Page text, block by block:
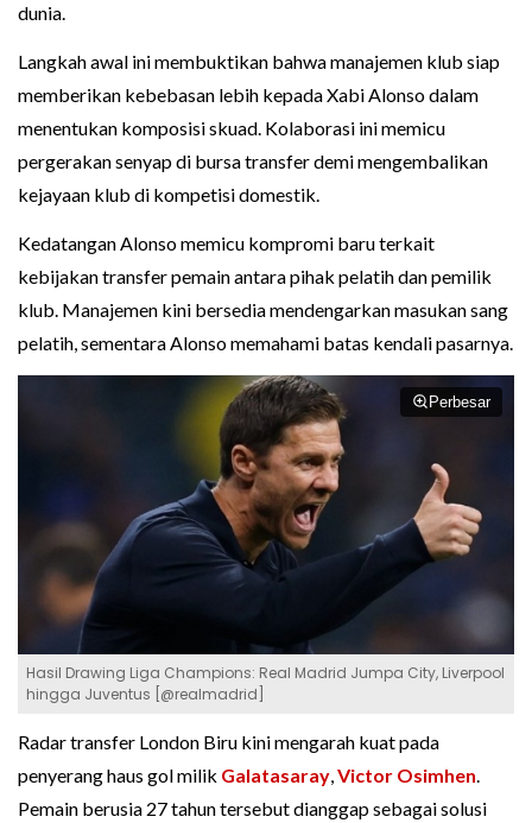
dunia.
Langkah awal ini membuktikan bahwa manajemen klub siap
memberikan kebebasan lebih kepada Xabi Alonso dalam
menentukan komposisi skuad. Kolaborasi ini memicu
pergerakan senyap di bursa transfer demi mengembalikan
kejayaan klub di kompetisi domestik.
Kedatangan Alonso memicu kompromi baru terkait
kebijakan transfer pemain antara pihak pelatih dan pemilik
klub. Manajemen kini bersedia mendengarkan masukan sang
pelatih, sementara Alonso memahami batas kendali pasarnya.
Perbesar
Hasil Drawing Liga Champions: Real Madrid Jumpa City, Liverpool
hingga Juventus [@realmadrid]
Radar transfer London Biru kini mengarah kuat pada
penyerang haus gol milik Galatasaray Victor Osimhen
Pemain berusia 27 tahun tersebut dianggap sebagai solusi